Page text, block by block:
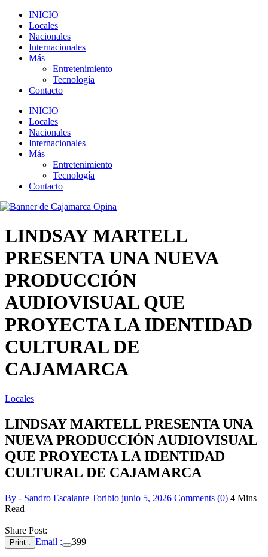
INICIO
Locales
Nacionales
Internacionales
Más
Entretenimiento
Tecnología
Contacto
INICIO
Locales
Nacionales
Internacionales
Más
Entretenimiento
Tecnología
Contacto
LINDSAY MARTELL
PRESENTA UNA NUEVA
PRODUCCIÓN
AUDIOVISUAL QUE
PROYECTA LA IDENTIDAD
CULTURAL DE
CAJAMARCA
Locales
LINDSAY MARTELL PRESENTA UNA
NUEVA PRODUCCIÓN AUDIOVISUAL
QUE PROYECTA LA IDENTIDAD
CULTURAL DE CAJAMARCA
By - Sandro Escalante Toribio junio 5, 2026 Comments (0) 4 Mins
Read
Share Post:
Print : Email : 399